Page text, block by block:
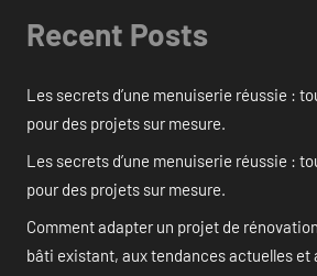
Recent Posts
Les secrets d’une menuiserie réussie :
pour des projets sur mesure.
Les secrets d’une menuiserie réussie :
pour des projets sur mesure.
Comment adapter un projet de
bâti existant, aux tendances actuelles et